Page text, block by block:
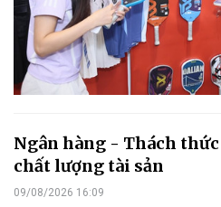
Ngân hàng - Thách
chất lượng tài sản
09/08/2026 16:09